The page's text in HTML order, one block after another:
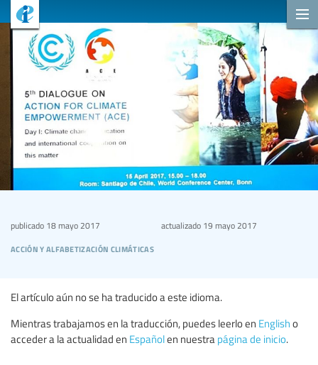
acción y alfabetización climáticas
publicado 18 mayo 2017 actualizado19 mayo 2017
El artículo aún no se ha traducido a este idioma.
Mientras trabajamos en la traducción, puedes leerlo en English o
acceder a la actualidad en Españolen nuestra página de inicio.